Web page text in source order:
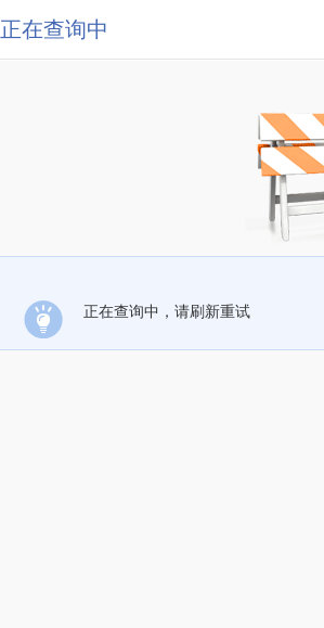
正在查询中
正在查询中，请刷新重试